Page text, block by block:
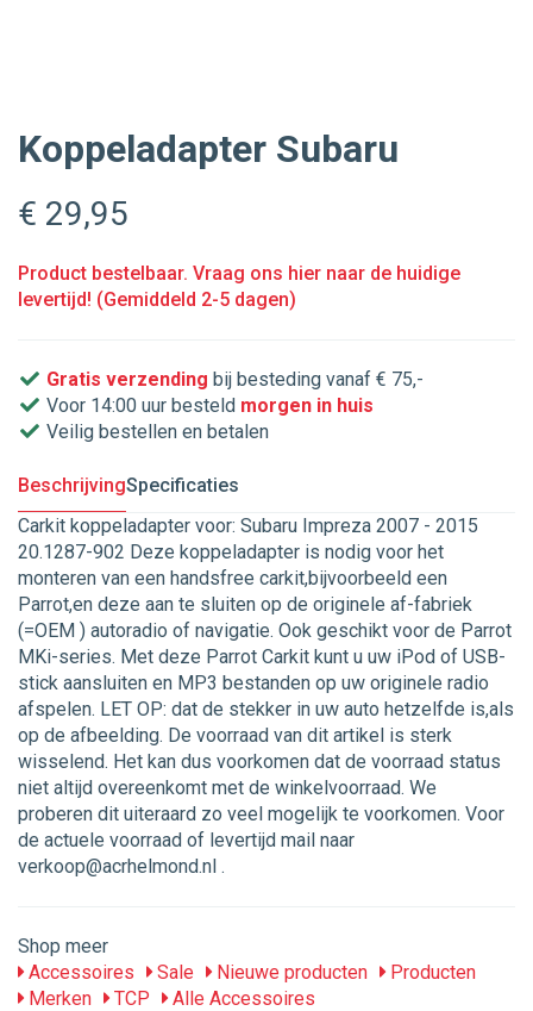
Koppeladapter Subaru
€ 29,95
Product bestelbaar. Vraag ons hier naar de huidige
levertijd! (Gemiddeld 2-5 dagen)
Gratis verzending bij besteding vanaf € 75,-
Voor 14:00 uur besteld morgen in huis
Veilig bestellen en betalen
BeschrijvingSpecificaties
Carkit koppeladapter voor: Subaru Impreza 2007 - 2015
20.1287-902 Deze koppeladapter is nodig voor het
monteren van een handsfree carkit,bijvoorbeeld een
Parrot,en deze aan te sluiten op de originele af-fabriek
(=OEM ) autoradio of navigatie. Ook geschikt voor de Parrot
MKi-series. Met deze Parrot Carkit kunt u uw iPod of USB-
stick aansluiten en MP3 bestanden op uw originele radio
afspelen. LET OP: dat de stekker in uw auto hetzelfde is,als
op de afbeelding. De voorraad van dit artikel is sterk
wisselend. Het kan dus voorkomen dat de voorraad status
niet altijd overeenkomt met de winkelvoorraad. We
proberen dit uiteraard zo veel mogelijk te voorkomen. Voor
de actuele voorraad of levertijd mail naar
verkoop@acrhelmond.nl .
Shop meer
Accessoires
Sale Nieuwe producten
Producten
Merken
TCP
Alle Accessoires